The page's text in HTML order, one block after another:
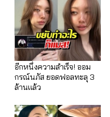
อีกหนึ่งความสำเร็จ! ออม
กรณ์นภัส ยอดฟอลทะลุ 3
ล้านแล้ว